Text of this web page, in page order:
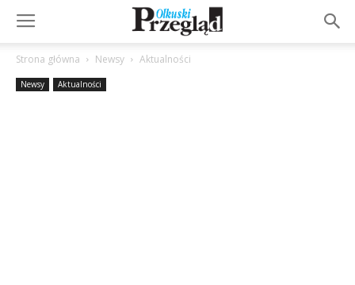
Strona główna Newsy Aktualności
Newsy Aktualności